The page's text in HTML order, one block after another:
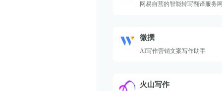
网易自营的智能转写翻译服务
微撰
AI写作营销文案写作助手
火山写作